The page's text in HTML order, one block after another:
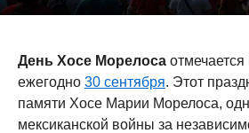
День Хосе Морелоса
ежегодно 30 сентября. Этот
памяти Хосе Марии Морелоса,
мексиканской войны за